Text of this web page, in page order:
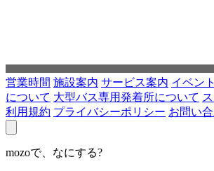
営業時間 施設案内 サービス案内 イベン
について 大型バス専用発着所について
利用規約 プライバシーポリシー お問い
mozoで、なにする?